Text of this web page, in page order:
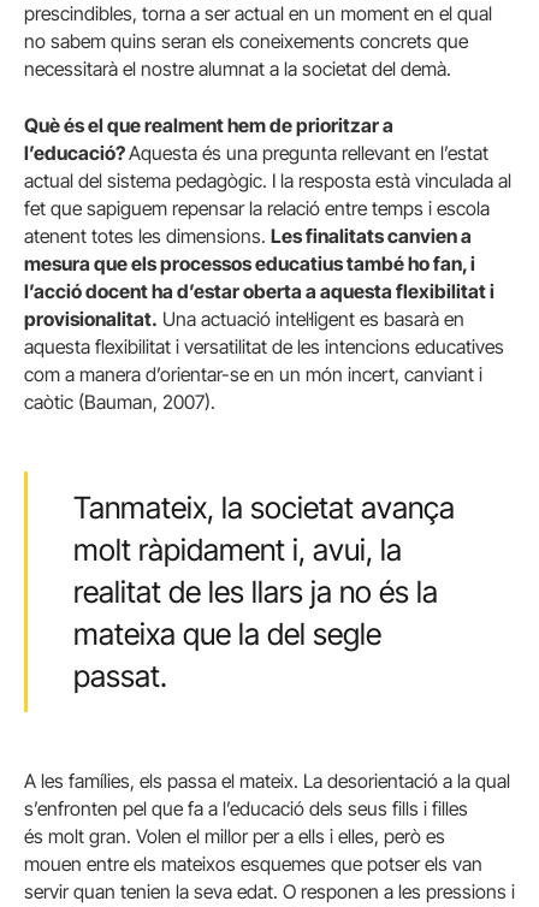
prescindibles, torna a ser actual en un moment en el qual
no sabem quins seran els coneixements concrets que
necessitarà el nostre alumnat a la societat del demà.
Què és el que realment hem de prioritzar a
l’educació?Aquesta és una pregunta rellevant en l’estat
actual del sistema pedagògic. I la resposta està vinculada al
fet que sapiguem repensar la relació entre temps i escola
atenent totes les dimensions. Les finalitats canvien a
mesura que els processos educatius també ho fan, i
l’acció docent ha d’estar oberta a aquesta flexibilitat i
provisionalitat. Una actuació intel·ligent es basarà en
aquesta flexibilitat i versatilitat de les intencions educatives
com a manera d’orientar-se en un món incert, canviant i
caòtic (Bauman, 2007).
Tanmateix, la societat avança
molt ràpidament i, avui, la
realitat de les llars ja no és la
mateixa que la del segle
passat.
A les famílies, els passa el mateix. La desorientació a la qual
s’enfronten pel que fa a l’educació dels seus fills i filles
és molt gran. Volen el millor per a ells i elles, però es
mouen entre els mateixos esquemes que potser els van
servir quan tenien la seva edat. O responen a les pressions i